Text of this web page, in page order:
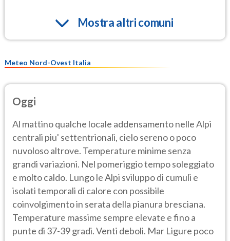
Mostra altri comuni
Meteo Nord-Ovest Italia
Oggi
Al mattino qualche locale addensamento nelle Alpi
centrali piu' settentrionali, cielo sereno o poco
nuvoloso altrove. Temperature minime senza
grandi variazioni. Nel pomeriggio tempo soleggiato
e molto caldo. Lungo le Alpi sviluppo di cumuli e
isolati temporali di calore con possibile
coinvolgimento in serata della pianura bresciana.
Temperature massime sempre elevate e fino a
punte di 37-39 gradi. Venti deboli. Mar Ligure poco